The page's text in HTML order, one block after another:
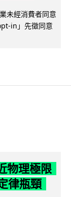
未經消費者同意
in」先徵同意
物理極限
律瓶頸